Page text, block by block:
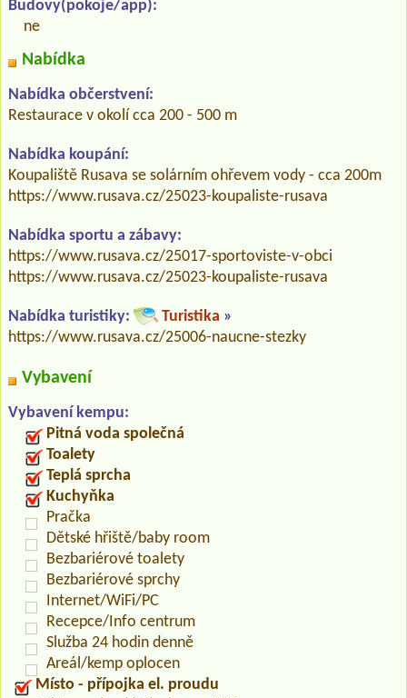
Budovy(pokoje/app):
ne
Nabídka
Nabídka občerstvení:
Restaurace v okolí cca 200 - 500 m
Nabídka koupání:
Koupaliště Rusava se solárním ohřevem vody - cca 200m
https://www.rusava.cz/25023-koupaliste-rusava
Nabídka sportu a zábavy:
https://www.rusava.cz/25017-sportoviste-v-obci
https://www.rusava.cz/25023-koupaliste-rusava
Nabídka turistiky: Turistika »
https://www.rusava.cz/25006-naucne-stezky
Vybavení
Vybavení kempu:
Pitná voda společná
Toalety
Teplá sprcha
Kuchyňka
Pračka
Dětské hřiště/baby room
Bezbariérové toalety
Bezbariérové sprchy
Internet/WiFi/PC
Recepce/Info centrum
Služba 24 hodin denně
Areál/kemp oplocen
Místo - přípojka el. proudu